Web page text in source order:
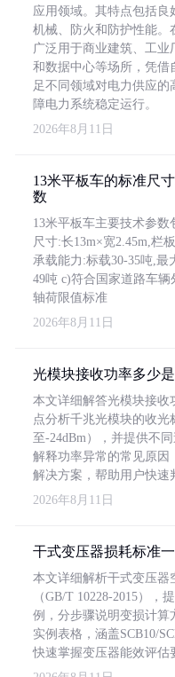
应用领域。其特点包括良
机械、防火和防护性能。
广泛用于商业建筑、工业
和数据中心等场所，凭借
足不同领域对电力供应的
障电力系统稳定运行。
2026年8月11日
13米平板车的标准尺
数
13米平板车主要技术参数
尺寸:长13m×宽2.45m,栏
承载能力:标载30-35吨,最
49吨 c)符合国家道路车辆
轴荷限值标准
2026年8月11日
光模块接收功率多少
本文详细解答光模块接收
点分析千兆光模块的收光
至-24dBm），并提供不
解释功率异常的常见原因
解决方案，帮助用户快速
2026年8月11日
干式变压器损耗标准
本文详细解析干式变压器
（GB/T 10228-2015），
例，分步骤说明变损计算
实例表格，涵盖SCB10/
快速掌握变压器能效评估